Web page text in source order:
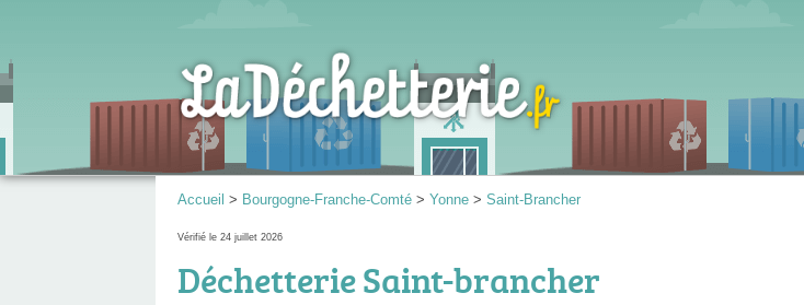
Accueil > Bourgogne-Franche-Comté > Yonne > Saint-Brancher
Vérifié le 24 juillet 2026
Déchetterie Saint-brancher